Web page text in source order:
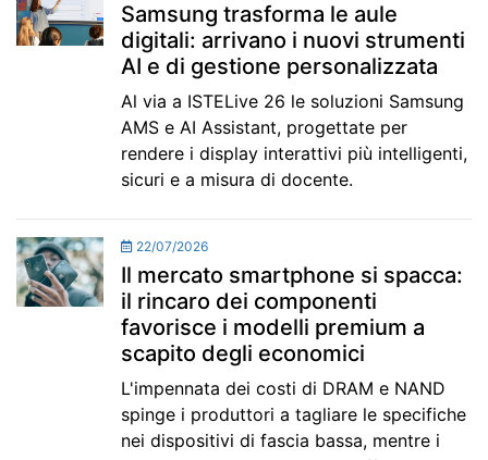
Samsung trasforma le aule
digitali: arrivano i nuovi strumenti
AI e di gestione personalizzata
Al via a ISTELive 26 le soluzioni Samsung
AMS e AI Assistant, progettate per
rendere i display interattivi più intelligenti,
sicuri e a misura di docente.
22/07/2026
Il mercato smartphone si spacca:
il rincaro dei componenti
favorisce i modelli premium a
scapito degli economici
L'impennata dei costi di DRAM e NAND
spinge i produttori a tagliare le specifiche
nei dispositivi di fascia bassa, mentre i